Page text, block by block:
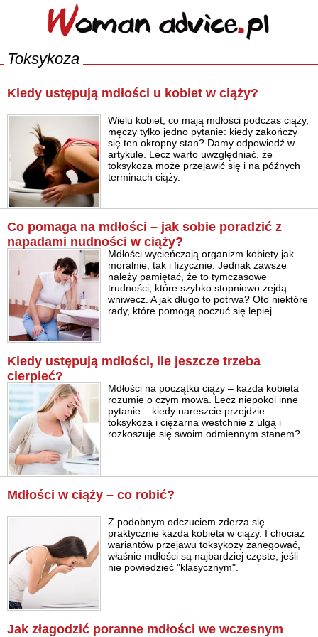
Toksykoza
Kiedy ustępują mdłości u kobiet w ciąży?
Wielu kobiet, co mają mdłości podczas ciąży,
męczy tylko jedno pytanie: kiedy zakończy
się ten okropny stan? Damy odpowiedź w
artykule. Lecz warto uwzględniać, że
toksykoza może przejawić się i na późnych
terminach ciąży.
Co pomaga na mdłości – jak sobie poradzić z
napadami nudności w ciąży?
Mdłości wycieńczają organizm kobiety jak
moralnie, tak i fizycznie. Jednak zawsze
należy pamiętać, że to tymczasowe
trudności, które szybko stopniowo zejdą
wniwecz. A jak długo to potrwa? Oto niektóre
rady, które pomogą poczuć się lepiej.
Kiedy ustępują mdłości, ile jeszcze trzeba
cierpieć?
Mdłości na początku ciąży – każda kobieta
rozumie o czym mowa. Lecz niepokoi inne
pytanie – kiedy nareszcie przejdzie
toksykoza i ciężarna westchnie z ulgą i
rozkoszuje się swoim odmiennym stanem?
Mdłości w ciąży – co robić?
Z podobnym odczuciem zderza się
praktycznie każda kobieta w ciąży. I chociaż
wariantów przejawu toksykozy zanegować,
właśnie mdłości są najbardziej częste, jeśli
nie powiedzieć "klasycznym".
Jak złagodzić poranne mdłości we wczesnym